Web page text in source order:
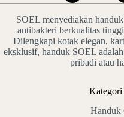
SOEL menyediakan
antibakteri berkualitas
Dilengkapi kotak elegan,
eksklusif, handuk SOEL
pribadi atau
Handuk